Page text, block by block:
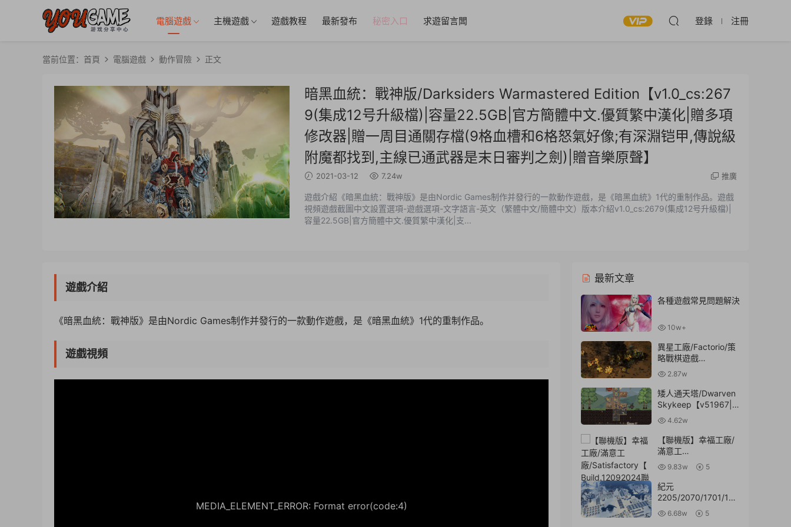
電腦遊戲 主機遊戲 遊戲教程 最新發布 秘密入口 求遊留言闆 登錄 注冊
當前位置： 首頁 電腦遊戲 動作冒險 正文
暗黑血統：戰神版/Darksiders Warmastered Edition【v1.0_cs:267
9(集成12号升級檔)|容量22.5GB|官方簡體中文.優質繁中漢化|贈多項
修改器|贈一周目通關存檔(9格血槽和6格怒氣好像;有深淵铠甲,傳說級
附魔都找到,主線已通武器是末日審判之劍)|贈音樂原聲】
2021-03-12 7.24w 推廣
遊戲介紹《暗黑血統：戰神版》是由Nordic Games制作并發行的一款動作遊戲，是《暗黑血統》1代的重制作品。遊戲
視頻遊戲截圖中文設置選項-遊戲選項-文字語言-英文（繁體中文/簡體中文）版本介紹v1.0_cs:2679(集成12号升級檔)|
容量22.5GB|官方簡體中文.優質繁中漢化|支...
遊戲介紹
《暗黑血統：戰神版》是由Nordic Games制作并發行的一款動作遊戲，是《暗黑血統》1代的重制作品。
遊戲視頻
MEDIA_ELEMENT_ERROR: Format error(code:4)
最新文章
各種遊戲常見問題解決
10w+
異星工廠/Factorio/策
略戰棋遊戲
【v1.1.110a|容量
1.9GB|官方簡體中文|
支持鍵盤.鼠标|贈作弊
碼秘籍】
2.87w
矮人通天塔/Dwarven
Skykeep【v51967|
容量305MB|官方簡體
中文】
4.62w
【聯機版】幸福工廠/
滿意工
廠/Satisfactory【Buil
d.12092024聯機版|容
量25.2GB|官方簡體中
文】
9.83w 5
紀元
2205/2070/1701/140
4/Anno 2205【v1.8|
容量34.8GB|内置紙鸢
6.68w 5